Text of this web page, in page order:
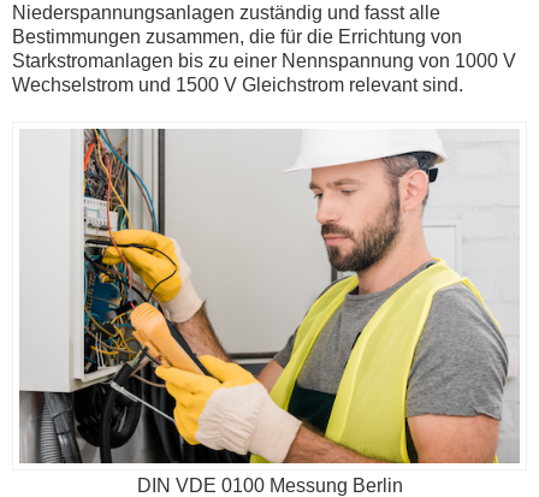
Niederspannungsanlagen zuständig und fasst alle
Bestimmungen zusammen, die für die Errichtung von
Starkstromanlagen bis zu einer Nennspannung von 1000 V
Wechselstrom und 1500 V Gleichstrom relevant sind.
DIN VDE 0100 Messung Berlin